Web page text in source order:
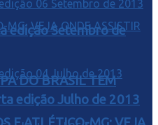
DO BRASIL TEM
edição Setembro de
edição Julho de 2013